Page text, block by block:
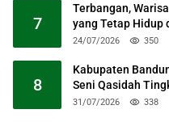
7
Terbangan,
yang Tetap Hidup
24/07/2026 350
8
Kabupaten
Seni Qasidah
31/07/2026 338